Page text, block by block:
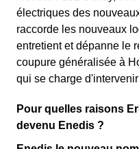
électriques des
raccorde les nouveaux
entretient et dépanne le
coupure généralisée à
qui se charge
Pour quelles raisons
devenu Enedis ?